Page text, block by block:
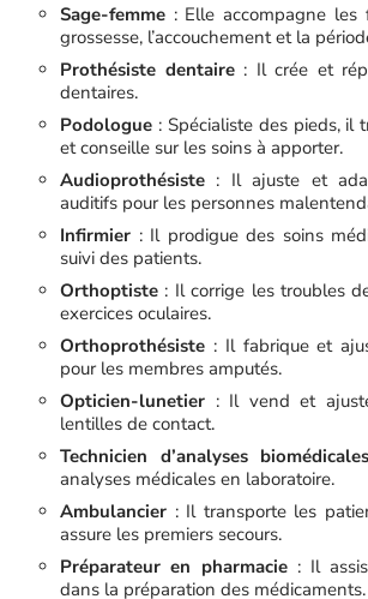
Sage-femme : Elle accompagne les
grossesse, l’accouchement et la
Prothésiste dentaire: Il crée et
dentaires.
Podologue : Spécialiste des pieds, il
et conseille sur les soins à apporter.
Audioprothésiste : Il ajuste et
auditifs pour les personnes
Infirmier : Il prodigue des soins
suivi des patients.
Orthoptiste : Il corrige les troubles
exercices oculaires.
Orthoprothésiste : Il fabrique et
pour les membres amputés.
Opticien-lunetier : Il vend et
lentilles de contact.
Technicien d’analyses biomédicales
analyses médicales en laboratoire.
Ambulancier : Il transporte les
assure les premiers secours.
Préparateur en pharmacie: Il
dans la préparation des médicaments.